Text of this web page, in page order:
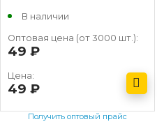
В наличии
Оптовая цена (от 3000 шт.):
49
Цена:
49
Получить оптовый прайс